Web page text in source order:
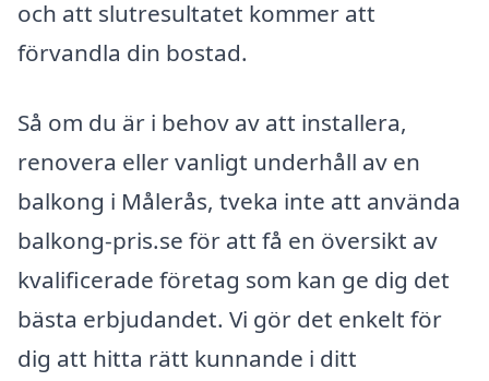
och att slutresultatet kommer att
förvandla din bostad.
Så om du är i behov av att installera,
renovera eller vanligt underhåll av en
balkong i Målerås, tveka inte att använda
balkong-pris.se för att få en översikt av
kvalificerade företag som kan ge dig det
bästa erbjudandet. Vi gör det enkelt för
dig att hitta rätt kunnande i ditt